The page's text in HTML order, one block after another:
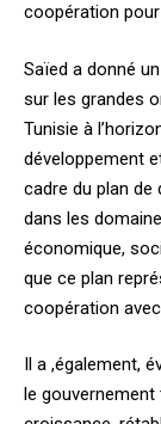
coopération
Saïed a donné
sur les grandes
Tunisie à
développement
cadre du plan de
dans les
économique,
que ce plan
coopération
Il a ,également,
le